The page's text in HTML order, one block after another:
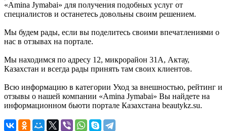
«Amina Jymabai» для получения подобных услуг от
специалистов и останетесь довольны своим решением.
Мы будем рады, если вы поделитесь своими впечатлениями о
нас в отзывах на портале.
Мы находимся по адресу 12, микрорайон 31А, Актау,
Казахстан и всегда рады принять там своих клиентов.
Всю информацию в категории Уход за внешностью, рейтинг и
отзывы о нашей компании «Amina Jymabai» Вы найдете на
информационном бьюти портале Казахстана beautykz.su.